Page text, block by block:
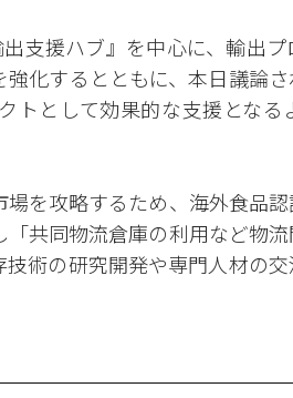
支援ハブ』を中心に、輸出
化するとともに、本日議論
トとして効果的な支援とな
を攻略するため、海外食品
共同物流倉庫の利用など物
術の研究開発や専門人材の